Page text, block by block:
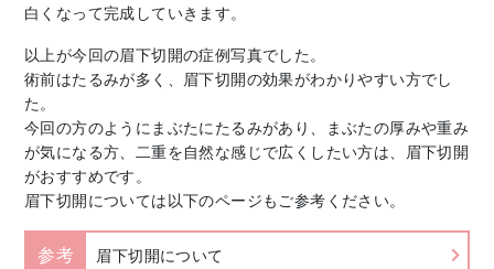
白くなって完成していきます。
以上が今回の眉下切開の症例写真でした。
術前はたるみが多く、眉下切開の効果がわかりやすい方でし
た。
今回の方のようにまぶたにたるみがあり、まぶたの厚みや重み
が気になる方、二重を自然な感じで広くしたい方は、眉下切開
がおすすめです。
眉下切開については以下のページもご参考ください。
参考 眉下切開について